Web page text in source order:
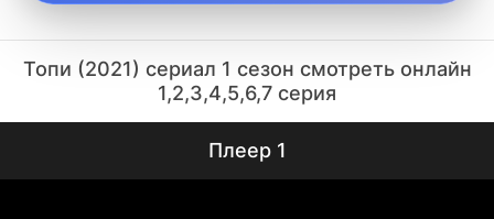
Топи (2021) сериал 1 сезон смотреть онлайн
1,2,3,4,5,6,7 серия
Плеер 1